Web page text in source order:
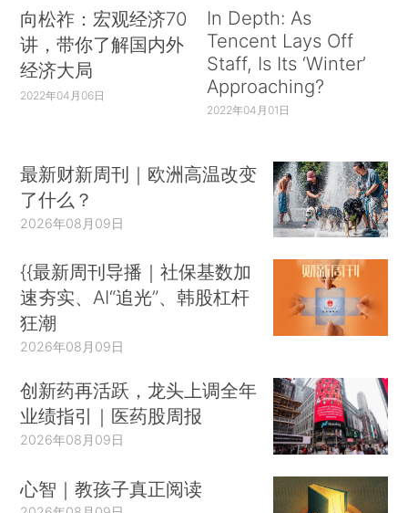
向松祚：宏观经济70
讲，带你了解国内外
经济大局
2022年04月06日
In Depth: As
Tencent Lays Off
Staff, Is Its ‘Winter’
Approaching?
2022年04月01日
最新财新周刊｜欧洲高温改变
了什么？
2026年08月09日
{{最新周刊导播｜社保基数加
速夯实、AI“追光”、韩股杠杆
狂潮
2026年08月09日
创新药再活跃，龙头上调全年
业绩指引｜医药股周报
2026年08月09日
心智｜教孩子真正阅读